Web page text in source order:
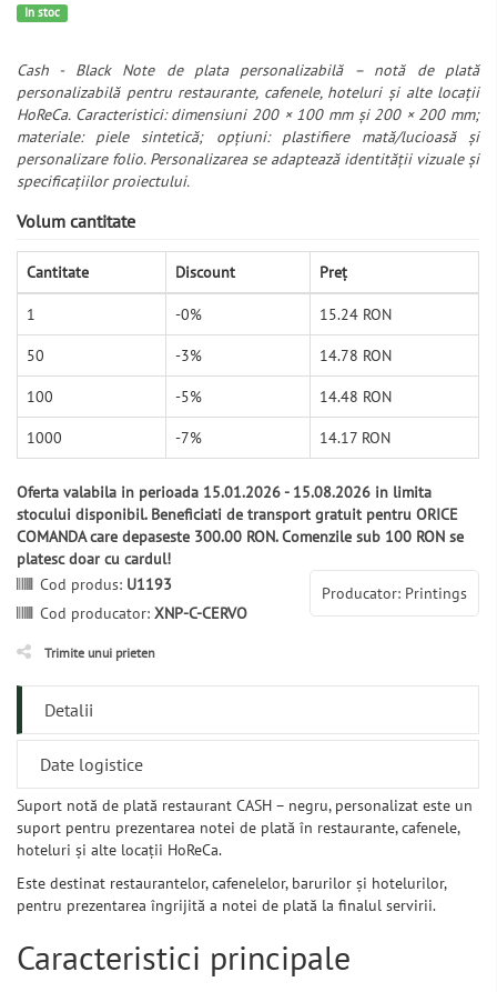
In stoc
Cash - Black Note de plata personalizabilă – notă de plată
personalizabilă pentru restaurante, cafenele, hoteluri și alte locații
HoReCa. Caracteristici: dimensiuni 200 × 100 mm și 200 × 200 mm;
materiale: piele sintetică; opțiuni: plastifiere mată/lucioasă și
personalizare folio. Personalizarea se adaptează identității vizuale și
specificațiilor proiectului.
Volum cantitate
Cantitate Discount Preț
1 -0% 15.24 RON
50 -3% 14.78 RON
100 -5% 14.48 RON
1000 -7% 14.17 RON
Oferta valabila in perioada 15.01.2026 - 15.08.2026 in limita
stocului disponibil. Beneficiati de transport gratuit pentru ORICE
COMANDA care depaseste 300.00 RON. Comenzile sub 100 RON se
platesc doar cu cardul!
Producator: Printings
Cod produs: U1193
Cod producator: XNP-C-CERVO
Trimite unui prieten
Detalii
Date logistice
Suport notă de plată restaurant CASH – negru, personalizat este un
suport pentru prezentarea notei de plată în restaurante, cafenele,
hoteluri și alte locații HoReCa.
Este destinat restaurantelor, cafenelelor, barurilor și hotelurilor,
pentru prezentarea îngrijită a notei de plată la finalul servirii.
Caracteristici principale